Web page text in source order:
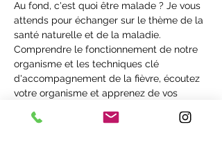
Au fond, c'est quoi être malade ? Je vous
attends pour échanger sur le thème de la
santé naturelle et de la maladie.
Comprendre le fonctionnement de notre
organisme et les techniques clé
d'accompagnement de la fièvre, écoutez
votre organisme et apprenez de vos
importance capitale. Qu'est-ce que la